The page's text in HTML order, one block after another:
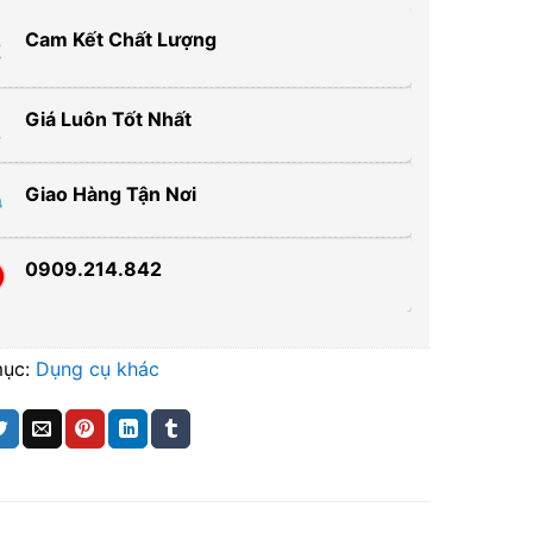
Cam Kết Chất Lượng
Giá Luôn Tốt Nhất
Giao Hàng Tận Nơi
0909.214.842
Dụng cụ khác